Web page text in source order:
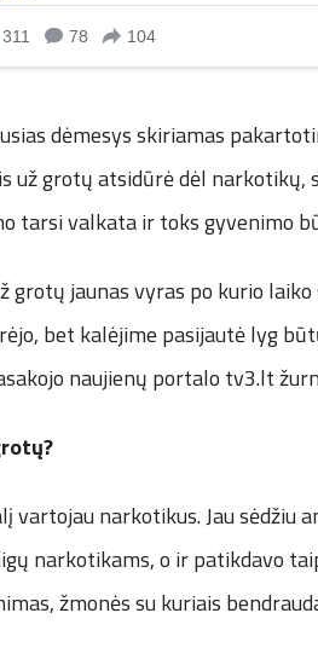
dėmesys skiriamas
už grotų atsidūrė dėl
tarsi valkata ir toks gyvenimo
grotų jaunas vyras po kurio
bet kalėjime pasijautė lyg
naujienų portalo tv3.lt
vartojau narkotikus. Jau sėdžiu
narkotikams, o ir patikdavo
žmonės su kuriais